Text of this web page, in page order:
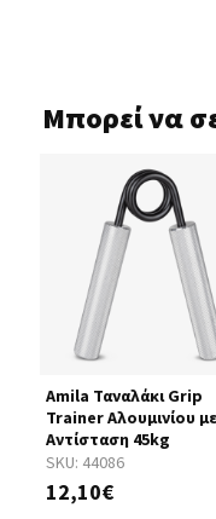
Μπορεί να
SKU: 44086
Amila Ταναλάκι Grip
Trainer Αλουμινίου με
Αντίσταση 45kg
12,10€